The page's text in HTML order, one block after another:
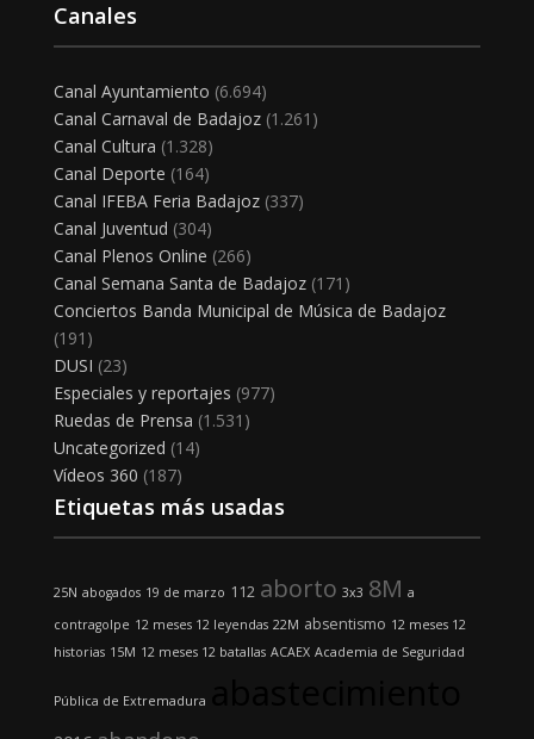
Canales
Canal Ayuntamiento (6.694)
Canal Carnaval de Badajoz(1.261)
Canal Cultura (1.328)
Canal Deporte (164)
Canal IFEBA Feria Badajoz(337)
Canal Juventud (304)
Canal Plenos Online (266)
Canal Semana Santa de Badajoz(171)
Conciertos Banda Municipal de Música de Badajoz
(191)
DUSI (23)
Especiales y reportajes (977)
Ruedas de Prensa (1.531)
Uncategorized (14)
Vídeos 360 (187)
Etiquetas más usadas
25N abogados 19 de marzo 112 aborto 3x3 8M a
contragolpe 12 meses 12 leyendas 22M absentismo 12 meses 12
historias 15M 12 meses 12 batallas ACAEX Academia de Seguridad
Pública de Extremadura